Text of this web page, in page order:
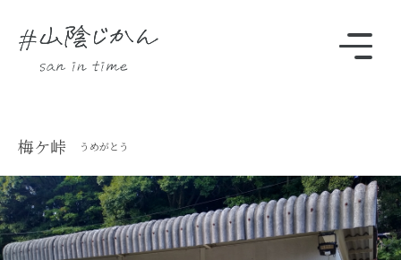
Instagram
梅ケ峠 うめがとう